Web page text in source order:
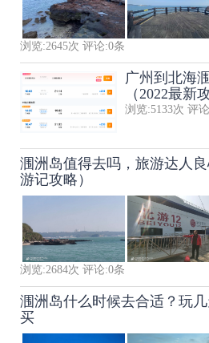
浏览:2645次 评论:0条
广州到北海
（2022最新
浏览:5133次 评
涠洲岛值得去吗，旅游达人
游记攻略）
浏览:2684次 评论:0条
涠洲岛什么时候去合适？玩
买